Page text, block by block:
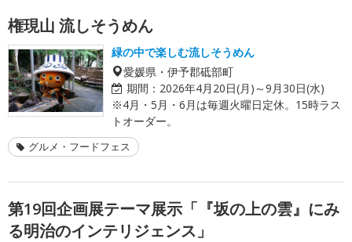
権現山 流しそうめん
緑の中で楽しむ流しそうめん
愛媛県・伊予郡砥部町
期間： 2026年4月20日(月)～9月30日(水)
※4月・5月・6月は毎週火曜日定休。15時ラス
トオーダー。
グルメ・フードフェス
第19回企画展テーマ展示「『坂の上の雲』にみ
る明治のインテリジェンス」